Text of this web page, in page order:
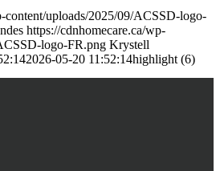
content/uploads/2025/09/ACSSD-logo-
https://cdnhomecare.ca/wp-
logo-FR.png Krystell
2026-05-20 11:52:14highlight (6)